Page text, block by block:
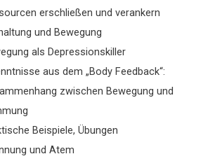
erschließen und verankern
und Bewegung
als Depressionskiller
aus dem „Body Feedback“:
zwischen Bewegung und
Beispiele, Übungen
und Atem